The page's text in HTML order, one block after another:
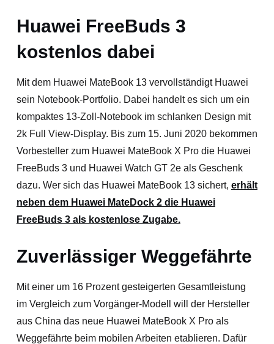
Huawei FreeBuds 3
kostenlos dabei
Mit dem Huawei MateBook 13 vervollständigt Huawei
sein Notebook-Portfolio. Dabei handelt es sich um ein
kompaktes 13-Zoll-Notebook im schlanken Design mit
2k Full View-Display. Bis zum 15. Juni 2020 bekommen
Vorbesteller zum Huawei MateBook X Pro die Huawei
FreeBuds 3 und Huawei Watch GT 2e als Geschenk
dazu. Wer sich das Huawei MateBook 13 sichert, erhält
neben dem Huawei MateDock 2 die Huawei
FreeBuds 3 als kostenlose Zugabe.
Zuverlässiger Weggefährte
Mit einer um 16 Prozent gesteigerten Gesamtleistung
im Vergleich zum Vorgänger-Modell will der Hersteller
aus China das neue Huawei MateBook X Pro als
Weggefährte beim mobilen Arbeiten etablieren. Dafür